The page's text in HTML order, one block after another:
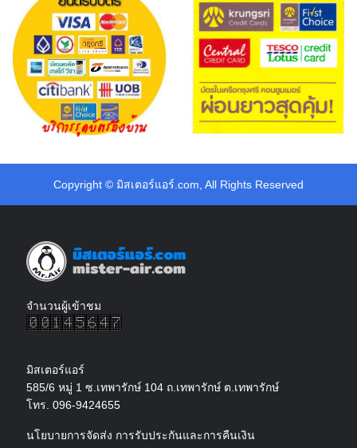
Copyright © มิสเตอร์แอร์.com , All Rights Reserved
จำนวนผู้เข้าชม
มิสเตอร์แอร์
585/6 หมู่ 1 ซ.เทพารักษ์ 104 ถ.เทพารักษ์ ต.เทพารักษ์
โทร. 096-9424655
นโยบายการจัดส่ง การรับประกันและการคืนเงิน